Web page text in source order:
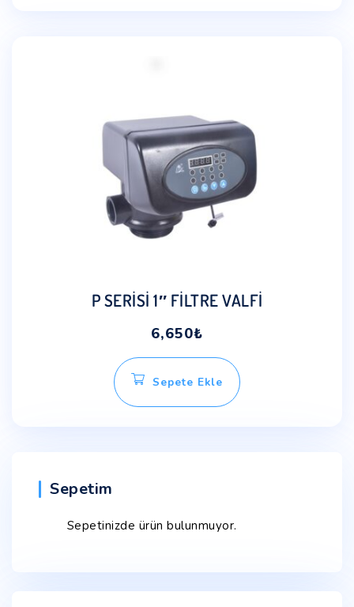
P SERİSİ 1″ FİLTRE VALFİ
6,650₺
Sepete Ekle
Sepetim
Sepetinizde ürün bulunmuyor.